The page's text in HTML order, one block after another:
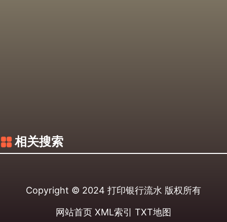
相关搜索
Copyright © 2024 打印银行流水 版权所有
网站首页 XML索引 TXT地图